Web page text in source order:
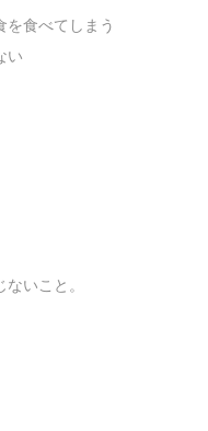
を食べてしまう
い
いこと。